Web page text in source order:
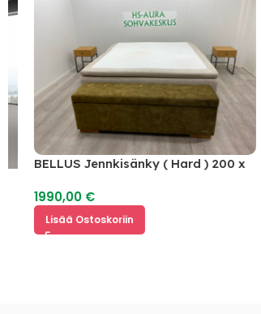
BELLUS Jennkisänky ( Hard ) 200 x
Yöpöytä 2 kpl
1990,00€
Lisää Ostoskoriin